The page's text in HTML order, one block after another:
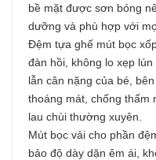
bề mặt được sơn bóng
dưỡng và phù hợp với
Đệm tựa ghế mút bọc
đàn hồi, không lo xẹp
lẫn cân nặng của bé,
thoáng mát, chống thấm
lau chùi thường xuyên.
Mút bọc vải cho phần
bảo độ dày dặn êm ái,